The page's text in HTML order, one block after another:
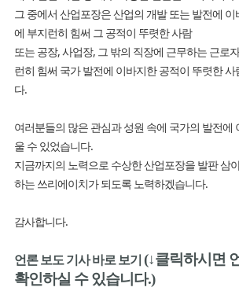
그 중에서 산업포장은 산업의 개발 또는 발전에
에 부지런히 힘써 그 공적이 뚜렷한 사람
또는 공장, 사업장, 그 밖의 직장에 근무하는 근로
런히 힘써 국가 발전에 이바지한 공적이 뚜렷한
다.
여러분들의 많은 관심과 성원 속에 국가의 발전에
울 수 있었습니다.
지금까지의 노력으로 수상한 산업포장을 발판 삼
하는 쓰리에이치가 되도록 노력하겠습니다.
감사합니다.
언론 보도 기사 바로 보기 (↓클릭하시면
확인하실 수 있습니다.)